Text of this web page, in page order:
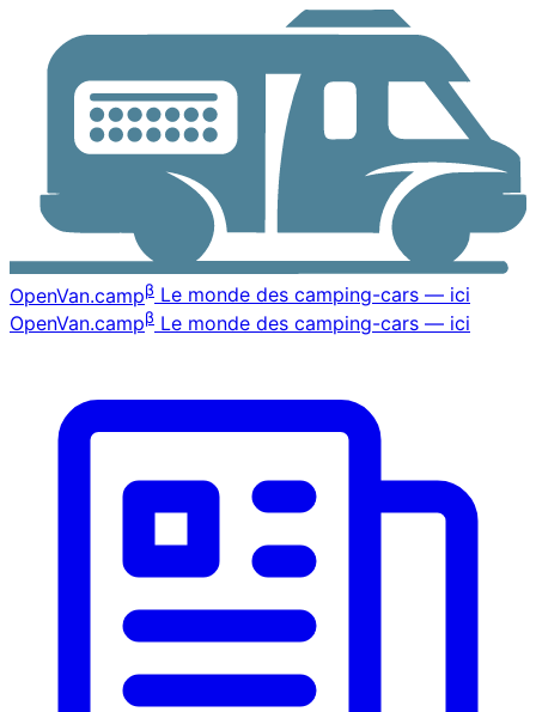
OpenVan.campβ Le monde des camping-cars — ici
OpenVan.campβ Le monde des camping-cars — ici